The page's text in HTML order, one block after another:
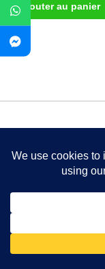
Ajouter au panier